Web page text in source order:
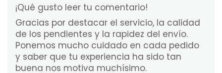
¡Qué gusto leer tu comentario!
Gracias por destacar el servicio, la calidad
de los pendientes y la rapidez del envío.
Ponemos mucho cuidado en cada pedido
y saber que tu experiencia ha sido tan
buena nos motiva muchísimo.